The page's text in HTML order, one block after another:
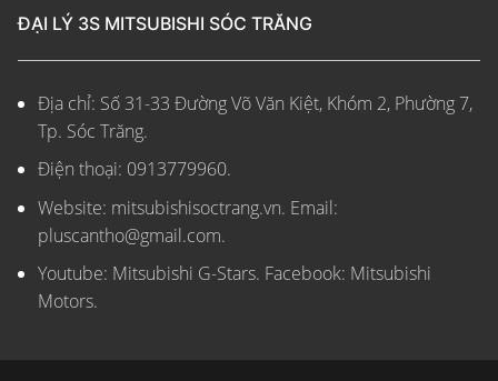
ĐẠI LÝ 3S MITSUBISHI SÓC TRĂNG
Địa chỉ: Số 31-33 Đường Võ Văn Kiệt, Khóm 2, Phường 7,
Tp. Sóc Trăng.
Điện thoại: 0913779960.
Website: mitsubishisoctrang.vn. Email:
pluscantho@gmail.com.
Youtube: Mitsubishi G-Stars. Facebook: Mitsubishi
Motors.